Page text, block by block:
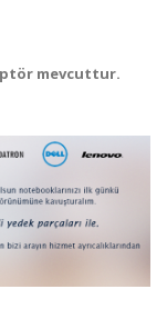
mevcuttur.